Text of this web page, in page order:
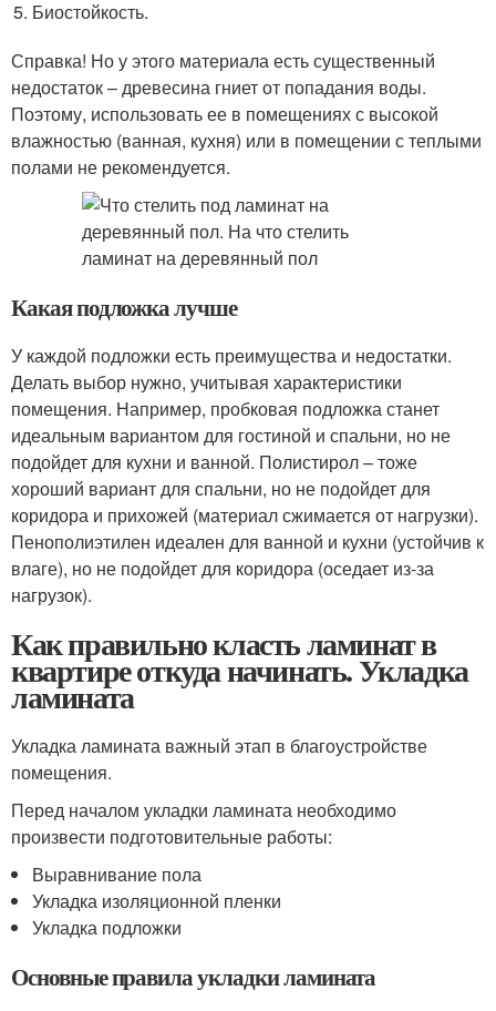
Биостойкость.
Справка! Но у этого материала есть существенный
недостаток – древесина гниет от попадания воды.
Поэтому, использовать ее в помещениях с высокой
влажностью (ванная, кухня) или в помещении с теплыми
полами не рекомендуется.
Какая подложка лучше
У каждой подложки есть преимущества и недостатки.
Делать выбор нужно, учитывая характеристики
помещения. Например, пробковая подложка станет
идеальным вариантом для гостиной и спальни, но не
подойдет для кухни и ванной. Полистирол – тоже
хороший вариант для спальни, но не подойдет для
коридора и прихожей (материал сжимается от нагрузки).
Пенополиэтилен идеален для ванной и кухни (устойчив к
влаге), но не подойдет для коридора (оседает из-за
нагрузок).
Как правильно класть ламинат в
квартире откуда начинать. Укладка
ламината
Укладка ламината важный этап в благоустройстве
помещения.
Перед началом укладки ламината необходимо
произвести подготовительные работы:
Выравнивание пола
Укладка изоляционной пленки
Укладка подложки
Основные правила укладки ламината